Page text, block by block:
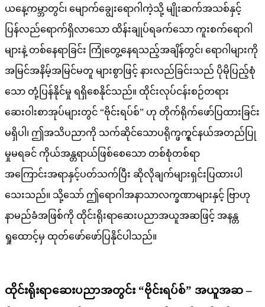
ယနေ့ကမ္ဘာတွင်၊ မျောက်ချွေးရောဂါကဲ့သို့ မျိုးဆက်အသစ်နှင့်
ပြန်လည်ရောက်ရှိလာသော ထိန်းချုပ်ရခက်သော ကူးစက်ရောဂါ
များနဲ့ တစ်နေရာခြင်း ကြုံတွေ့နေရသည့်အချိန်တွင်၊ ရောဂါများကို
အမြင်အနိမ့်အမြင်မတူ များစွာဖြင့် နားလည်ခြင်းသည် ပိုမိုပြည့်စုံ
သော တုံ့ပြန်နိုင်မှု ရရှိစေနိုင်သည်။ ထိုင်းလုပ်ငန်းစဉ်တရား
ဆေးဝါးစာအုပ်များတွင် “ဗိုင်းရပ်စ်” ဟု တိုက်ရိုက်ဖော်ပြထားခြင်း
မရှိပါ၊ ဤအသိပညာကို သက်ဆိုင်သောပရိုက္ဖက္ရှင်နယ်အတည်ပြု
မှုမရခင် ကိုယ်အန္တရာယ်ဖြစ်စေသော တစ်စုံတစ်ရာ
အကြောင်းအရာနှင့်ပတ်သက်ပြီး ဆိုလိုချက်များရှင်းပြထားပါ
သေးသည်။ သို့သော် ဤရောဂါအနာသာလက္ခဏာများနှင့် ဗြာဟု
နာမည်ခံအဖြစ်ကို ထိုင်းရိုးရာဆေးပညာအယူအဆဖြင့် အနန္တ
ရှုထောင့်မှ ထုတ်ဖော်ဖော်ပြနိုင်ပါသည်။
ထိုင်းရိုးရာဆေးပညာအတွင်း “ဗိုင်းရပ်စ်” အယူအဆ –